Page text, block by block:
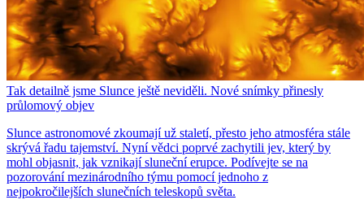
Tak detailně jsme Slunce ještě neviděli. Nové snímky přinesly
průlomový objev
Slunce astronomové zkoumají už staletí, přesto jeho atmosféra stále
skrývá řadu tajemství. Nyní vědci poprvé zachytili jev, který by
mohl objasnit, jak vznikají sluneční erupce. Podívejte se na
pozorování mezinárodního týmu pomocí jednoho z
nejpokročilejších slunečních teleskopů světa.